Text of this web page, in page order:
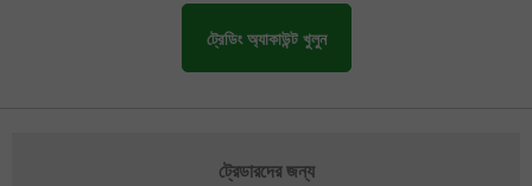
ট্রেডিং অ্যাকাউন্ট খুলুন
ট্রেডারদের জন্য